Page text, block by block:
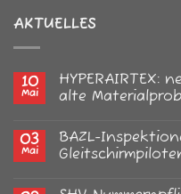
AKTUELLES
10
Mai
HYPERAIRTEX:
alte
zu
HYPERAIRTEX:
neue
03
Mai
BAZL-